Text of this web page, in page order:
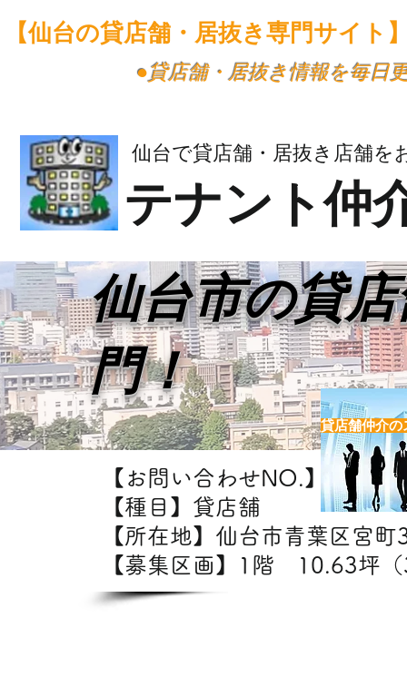
【仙台の貸店舗・居抜き専門サイト
​●貸店舗・居抜き情報を毎日
仙台で貸店舗・居抜き店舗を
テナント仲
【お問い合わせNO.】H6572
【種目】貸店舗
【所在地】仙台市青葉区宮
【募集区画】1階 10.63坪
仙台市の貸
門！
貸店舗仲介の